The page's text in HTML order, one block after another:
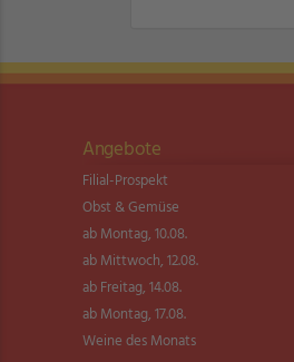
Angebote
Filial-Prospekt
Obst & Gemüse
ab Montag, 10.08.
ab Mittwoch, 12.08.
ab Freitag, 14.08.
ab Montag, 17.08.
Weine des Monats